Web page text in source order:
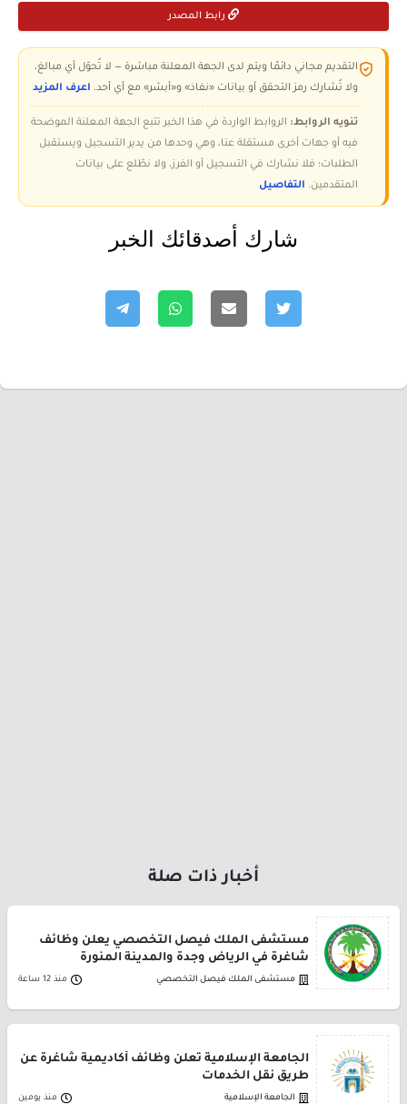
رابط المصدر
التقديم مجاني دائمًا ويتم لدى الجهة المعلنة مباشرة — لا تُحوّل أي مبالغ،
ولا تُشارك رمز التحقق أو بيانات «نفاذ» و«أبشر» مع أي أحد. اعرف المزيد
تنويه الروابط: الروابط الواردة في هذا الخبر تتبع الجهة المعلنة الموضحة
فيه أو جهات أخرى مستقلة عنا، وهي وحدها من يدير التسجيل ويستقبل
الطلبات؛ فلا نشارك في التسجيل أو الفرز، ولا نطّلع على بيانات
المتقدمين. التفاصيل
شارك أصدقائك الخبر
أخبار ذات صلة
مستشفى الملك فيصل التخصصي يعلن وظائف
شاغرة في الرياض وجدة والمدينة المنورة
مستشفى الملك فيصل التخصصي منذ 12 ساعة
الجامعة الإسلامية تعلن وظائف أكاديمية شاغرة عن
طريق نقل الخدمات
الجامعة الإسلامية منذ يومين